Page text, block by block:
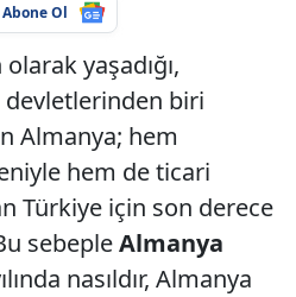
Abone Ol
yaşadığı,
devletlerinden biri
Almanya; hem
hem de ticari
Türkiye için son derece
sebepleAlmanya
nasıldır, Almanya